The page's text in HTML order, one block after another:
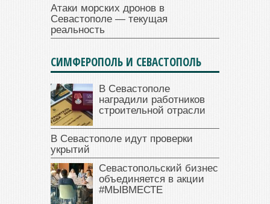
Атаки морских дронов в
Севастополе — текущая
реальность
СИМФЕРОПОЛЬ И СЕВАСТОПОЛЬ
В Севастополе
наградили работников
строительной отрасли
В Севастополе идут проверки
укрытий
Севастопольский бизнес
объединяется в акции
#МЫВМЕСТЕ